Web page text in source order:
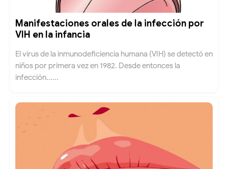
Manifestaciones orales de la infección por
VIH en la infancia
El virus de la inmunodeficiencia humana (VIH) se detectó en
niños por primera vez en 1982. Desde entonces la
infección......